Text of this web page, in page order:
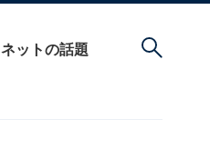
ネットの話題